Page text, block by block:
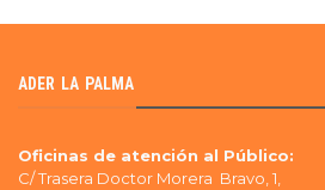
ADER LA PALMA
Oficinas de atención al Público:
C/ Trasera Doctor Morera Bravo, 1,